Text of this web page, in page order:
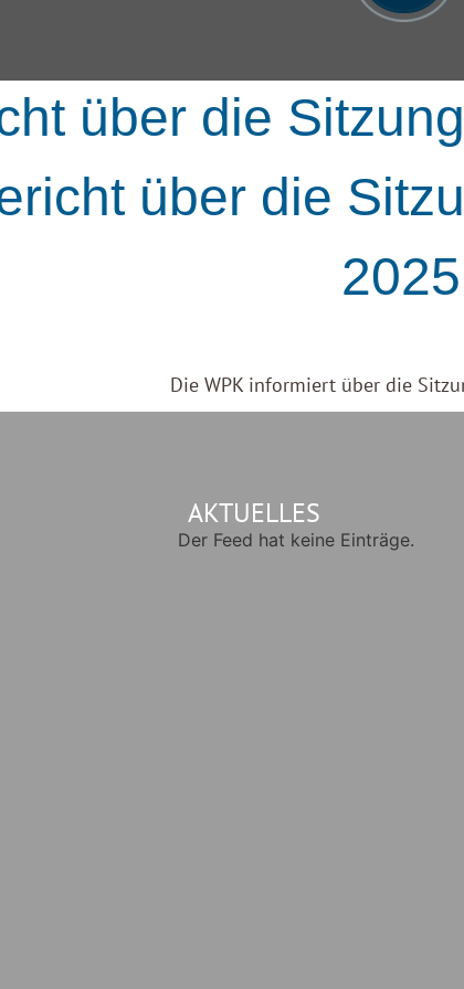
über die
über die
2025
Die WPK informiert über die
AKTUELLES
Der Feed hat keine Einträge.